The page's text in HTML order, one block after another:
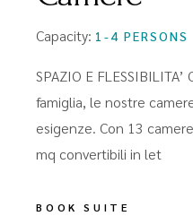
Capacity: 1-4 PERSONS
SPAZIO E
famiglia, le nostre
esigenze. Con 13
mq convertibili in let
BOOK SUITE